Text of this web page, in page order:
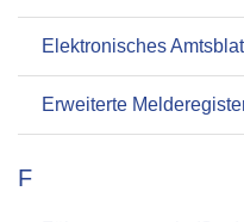
Elektronisches
Erweiterte
F